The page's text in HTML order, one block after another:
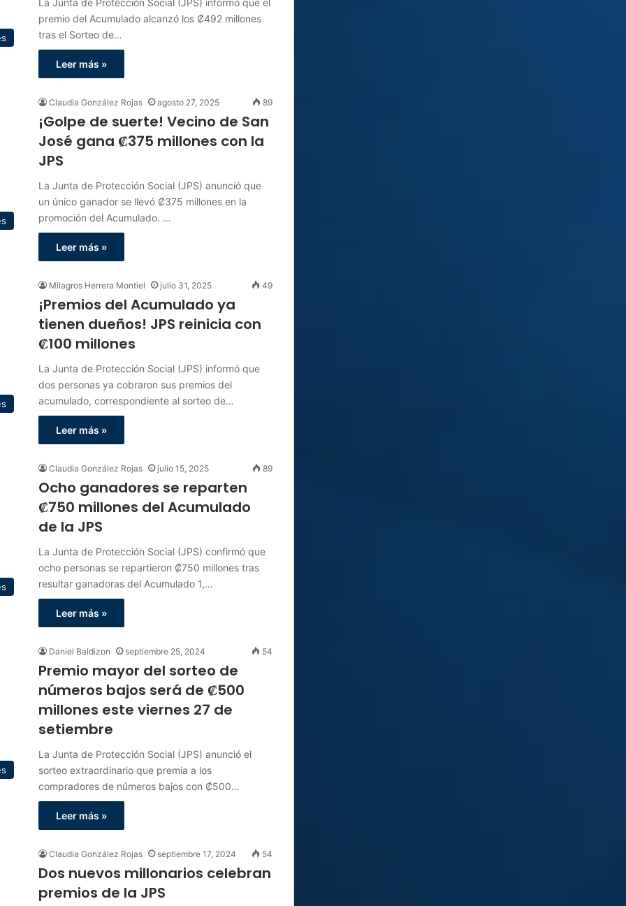
La Junta de Protección Social (JPS) informó que el
premio del Acumulado alcanzó los ₡492 millones
tras el Sorteo de…
Leer más »
Claudia González Rojas agosto 27, 2025 89
¡Golpe de suerte! Vecino de San
José gana ₡375 millones con la
JPS
La Junta de Protección Social (JPS) anunció que
un único ganador se llevó ₡375 millones en la
promoción del Acumulado. …
Leer más »
Milagros Herrera Montiel julio 31, 2025 49
¡Premios del Acumulado ya
tienen dueños! JPS reinicia con
₡100 millones
La Junta de Protección Social (JPS) informó que
dos personas ya cobraron sus premios del
acumulado, correspondiente al sorteo de…
Leer más »
Claudia González Rojas julio 15, 2025 89
Ocho ganadores se reparten
₡750 millones del Acumulado
de la JPS
La Junta de Protección Social (JPS) confirmó que
ocho personas se repartieron ₡750 millones tras
resultar ganadoras del Acumulado 1,…
Leer más »
Daniel Baldizon septiembre 25, 2024 54
Premio mayor del sorteo de
números bajos será de ₡500
millones este viernes 27 de
setiembre
La Junta de Protección Social (JPS) anunció el
sorteo extraordinario que premia a los
compradores de números bajos con ₡500…
Leer más »
Claudia González Rojas septiembre 17, 2024 54
Dos nuevos millonarios celebran
premios de la JPS